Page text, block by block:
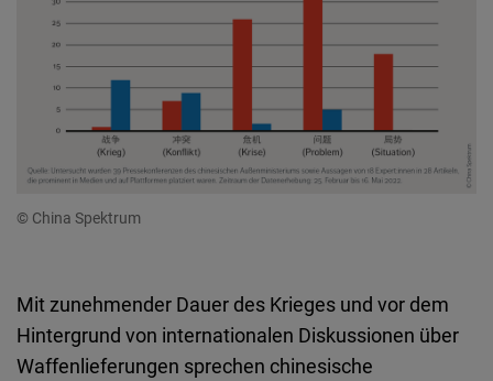
© China Spektrum
Mit zunehmender Dauer des Krieges und vor dem
Hintergrund von internationalen Diskussionen über
Waffenlieferungen sprechen chinesische